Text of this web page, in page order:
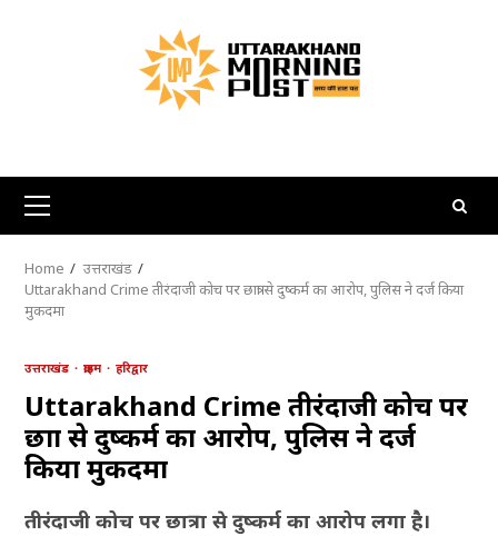
Primary
Menu
Home
उत्तराखंड
Uttarakhand Crime तीरंदाजी कोच पर छात्रा से दुष्कर्म का आरोप, पुलिस ने दर्ज किया
मुकदमा
उत्तराखंड क्राइम हरिद्वार
Uttarakhand Crime तीरंदाजी कोच पर
छात्रा से दुष्कर्म का आरोप, पुलिस ने दर्ज
किया मुकदमा
तीरंदाजी कोच पर छात्रा से दुष्कर्म का आरोप लगा है।